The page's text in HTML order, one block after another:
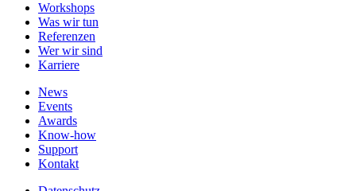
Workshops
Was wir tun
Referenzen
Wer wir sind
Karriere
News
Events
Awards
Know-how
Support
Kontakt